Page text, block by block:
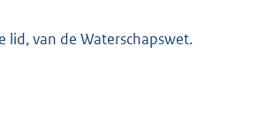
van de Waterschapswet.